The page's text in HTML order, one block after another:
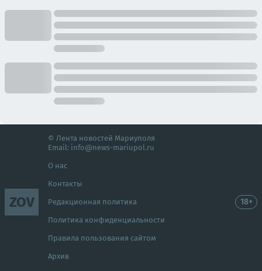
ZOV
© Лента новостей Мариуполя
Email: info@news-mariupol.ru
О нас
Контакты
Редакционная политика
Политика конфиденциальности
Правила пользования сайтом
Архив
18+